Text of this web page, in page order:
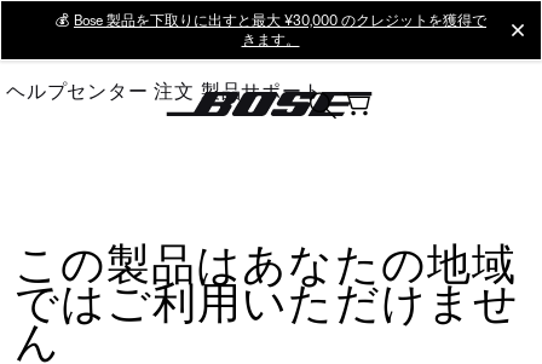
Main
💰 Bose 製品を下取りに出すと最大 ¥30,000 のクレジットを獲得で
きます。
ヘルプセンター 注文 製品サポート
この製品はあなたの地域
ではご利用いただけませ
ん